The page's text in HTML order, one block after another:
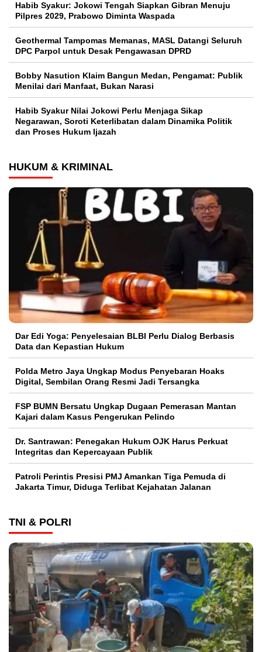
Habib Syakur: Jokowi Tengah Siapkan Gibran Menuju
Pilpres 2029, Prabowo Diminta Waspada
Geothermal Tampomas Memanas, MASL Datangi Seluruh
DPC Parpol untuk Desak Pengawasan DPRD
Bobby Nasution Klaim Bangun Medan, Pengamat: Publik
Menilai dari Manfaat, Bukan Narasi
Habib Syakur Nilai Jokowi Perlu Menjaga Sikap
Negarawan, Soroti Keterlibatan dalam Dinamika Politik
dan Proses Hukum Ijazah
HUKUM & KRIMINAL
Dar Edi Yoga: Penyelesaian BLBI Perlu Dialog Berbasis
Data dan Kepastian Hukum
Polda Metro Jaya Ungkap Modus Penyebaran Hoaks
Digital, Sembilan Orang Resmi Jadi Tersangka
FSP BUMN Bersatu Ungkap Dugaan Pemerasan Mantan
Kajari dalam Kasus Pengerukan Pelindo
Dr. Santrawan: Penegakan Hukum OJK Harus Perkuat
Integritas dan Kepercayaan Publik
Patroli Perintis Presisi PMJ Amankan Tiga Pemuda di
Jakarta Timur, Diduga Terlibat Kejahatan Jalanan
TNI & POLRI